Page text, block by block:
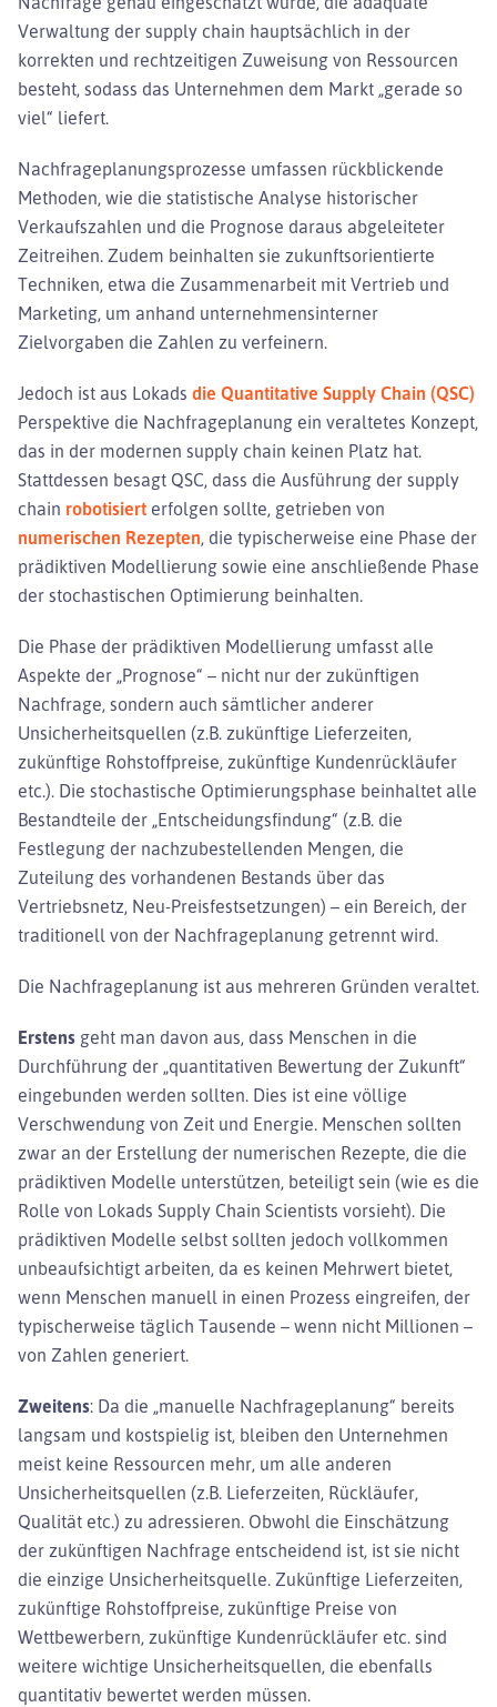
Verwaltung der supply chain hauptsächlich in der
korrekten und rechtzeitigen Zuweisung von Ressourcen
besteht, sodass das Unternehmen dem Markt „gerade so
viel“ liefert.
Nachfrageplanungsprozesse umfassen rückblickende
Methoden, wie die statistische Analyse historischer
Verkaufszahlen und die Prognose daraus abgeleiteter
Zeitreihen. Zudem beinhalten sie zukunftsorientierte
Techniken, etwa die Zusammenarbeit mit Vertrieb und
Marketing, um anhand unternehmensinterner
Zielvorgaben die Zahlen zu verfeinern.
Jedoch ist aus Lokads die Quantitative Supply Chain (QSC)
Perspektive die Nachfrageplanung ein veraltetes Konzept,
das in der modernen supply chain keinen Platz hat.
Stattdessen besagt QSC, dass die Ausführung der supply
chain robotisiert erfolgen sollte, getrieben von
numerischen Rezepten, die typischerweise eine Phase der
prädiktiven Modellierung sowie eine anschließende Phase
der stochastischen Optimierung beinhalten.
Die Phase der prädiktiven Modellierung umfasst alle
Aspekte der „Prognose“ – nicht nur der zukünftigen
Nachfrage, sondern auch sämtlicher anderer
Unsicherheitsquellen (z.B. zukünftige Lieferzeiten,
zukünftige Rohstoffpreise, zukünftige Kundenrückläufer
etc.). Die stochastische Optimierungsphase beinhaltet alle
Bestandteile der „Entscheidungsfindung“ (z.B. die
Festlegung der nachzubestellenden Mengen, die
Zuteilung des vorhandenen Bestands über das
Vertriebsnetz, Neu-Preisfestsetzungen) – ein Bereich, der
traditionell von der Nachfrageplanung getrennt wird.
Die Nachfrageplanung ist aus mehreren Gründen veraltet.
Erstens geht man davon aus, dass Menschen in die
Durchführung der „quantitativen Bewertung der Zukunft“
eingebunden werden sollten. Dies ist eine völlige
Verschwendung von Zeit und Energie. Menschen sollten
zwar an der Erstellung der numerischen Rezepte, die die
prädiktiven Modelle unterstützen, beteiligt sein (wie es die
Rolle von Lokads Supply Chain Scientists vorsieht). Die
prädiktiven Modelle selbst sollten jedoch vollkommen
unbeaufsichtigt arbeiten, da es keinen Mehrwert bietet,
wenn Menschen manuell in einen Prozess eingreifen, der
typischerweise täglich Tausende – wenn nicht Millionen –
von Zahlen generiert.
Zweitens: Da die „manuelle Nachfrageplanung“ bereits
langsam und kostspielig ist, bleiben den Unternehmen
meist keine Ressourcen mehr, um alle anderen
Unsicherheitsquellen (z.B. Lieferzeiten, Rückläufer,
Qualität etc.) zu adressieren. Obwohl die Einschätzung
der zukünftigen Nachfrage entscheidend ist, ist sie nicht
die einzige Unsicherheitsquelle. Zukünftige Lieferzeiten,
zukünftige Rohstoffpreise, zukünftige Preise von
Wettbewerbern, zukünftige Kundenrückläufer etc. sind
weitere wichtige Unsicherheitsquellen, die ebenfalls
quantitativ bewertet werden müssen.